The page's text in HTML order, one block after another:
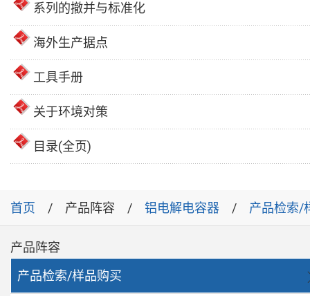
系列的撤并与标准化
海外生产据点
工具手册
关于环境对策
目录(全页)
首页 产品阵容 铝电解电容器 产品检索/
产品阵容
产品检索/样品购买